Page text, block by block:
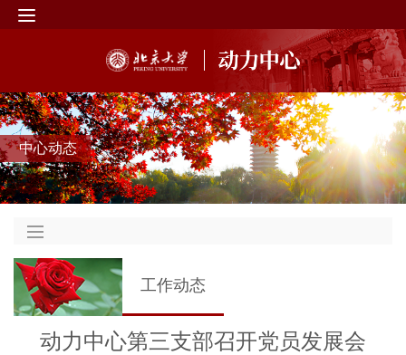
中心动态
工作动态
动力中心第三支部召开党员发展会